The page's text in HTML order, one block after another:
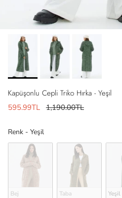
Kapüşonlu Cepli Triko Hırka - Yeşil
595.99TL 1,190.00TL
Renk - Yeşil
Bej Taba Yeşil